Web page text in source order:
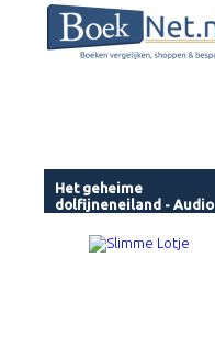
Het geheime
dolfijneneiland - Audio